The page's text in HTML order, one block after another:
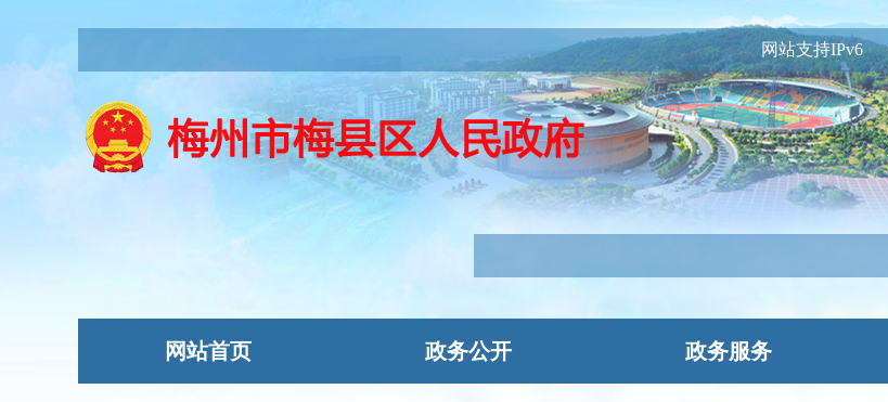
网站支持IPv6
网站首页 政务公开 政务服务